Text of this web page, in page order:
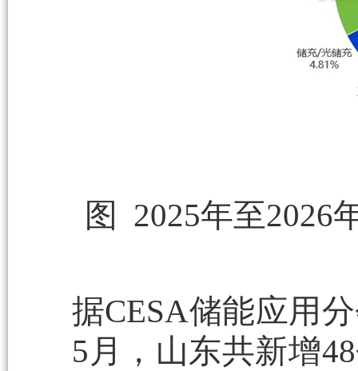
图 2025年至2026
据CESA储能应用
5月，山东共新增